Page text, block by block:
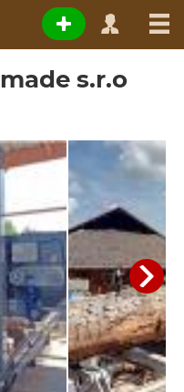
s.r.o